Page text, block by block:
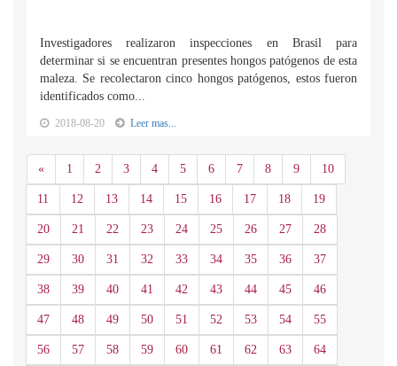
Investigadores realizaron inspecciones en Brasil para
determinar si se encuentran presentes hongos patógenos de esta
maleza. Se recolectaron cinco hongos patógenos, estos fueron
identificados como...
2018-08-20 Leer mas...
«Anterior
1 2 3 4 5 6 7 8 9 10
11 12 13 14 15 16 17 18 19
20 21 22 23 24 25 26 27 28
29 30 31 32 33 34 35 36 37
38 39 40 41 42 43 44 45 46
47 48 49 50 51 52 53 54 55
56 57 58 59 60 61 62 63 64